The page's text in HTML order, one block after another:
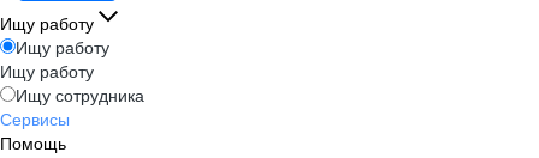
Ищу работу
Ищу работу
Ищу работу
Ищу сотрудника
Сервисы
Помощь